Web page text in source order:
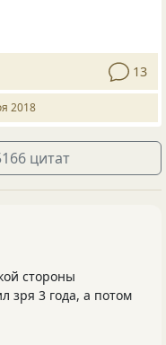
13
2018
цитат
стороны
зря 3 года, а потом